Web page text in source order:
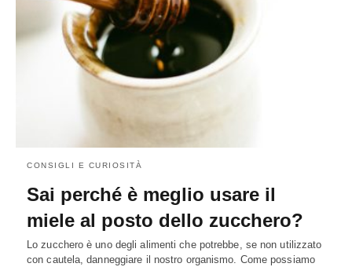
CONSIGLI E CURIOSITÀ
Sai perché è meglio usare il
miele al posto dello zucchero?
Lo zucchero è uno degli alimenti che potrebbe, se non utilizzato
con cautela, danneggiare il nostro organismo. Come possiamo